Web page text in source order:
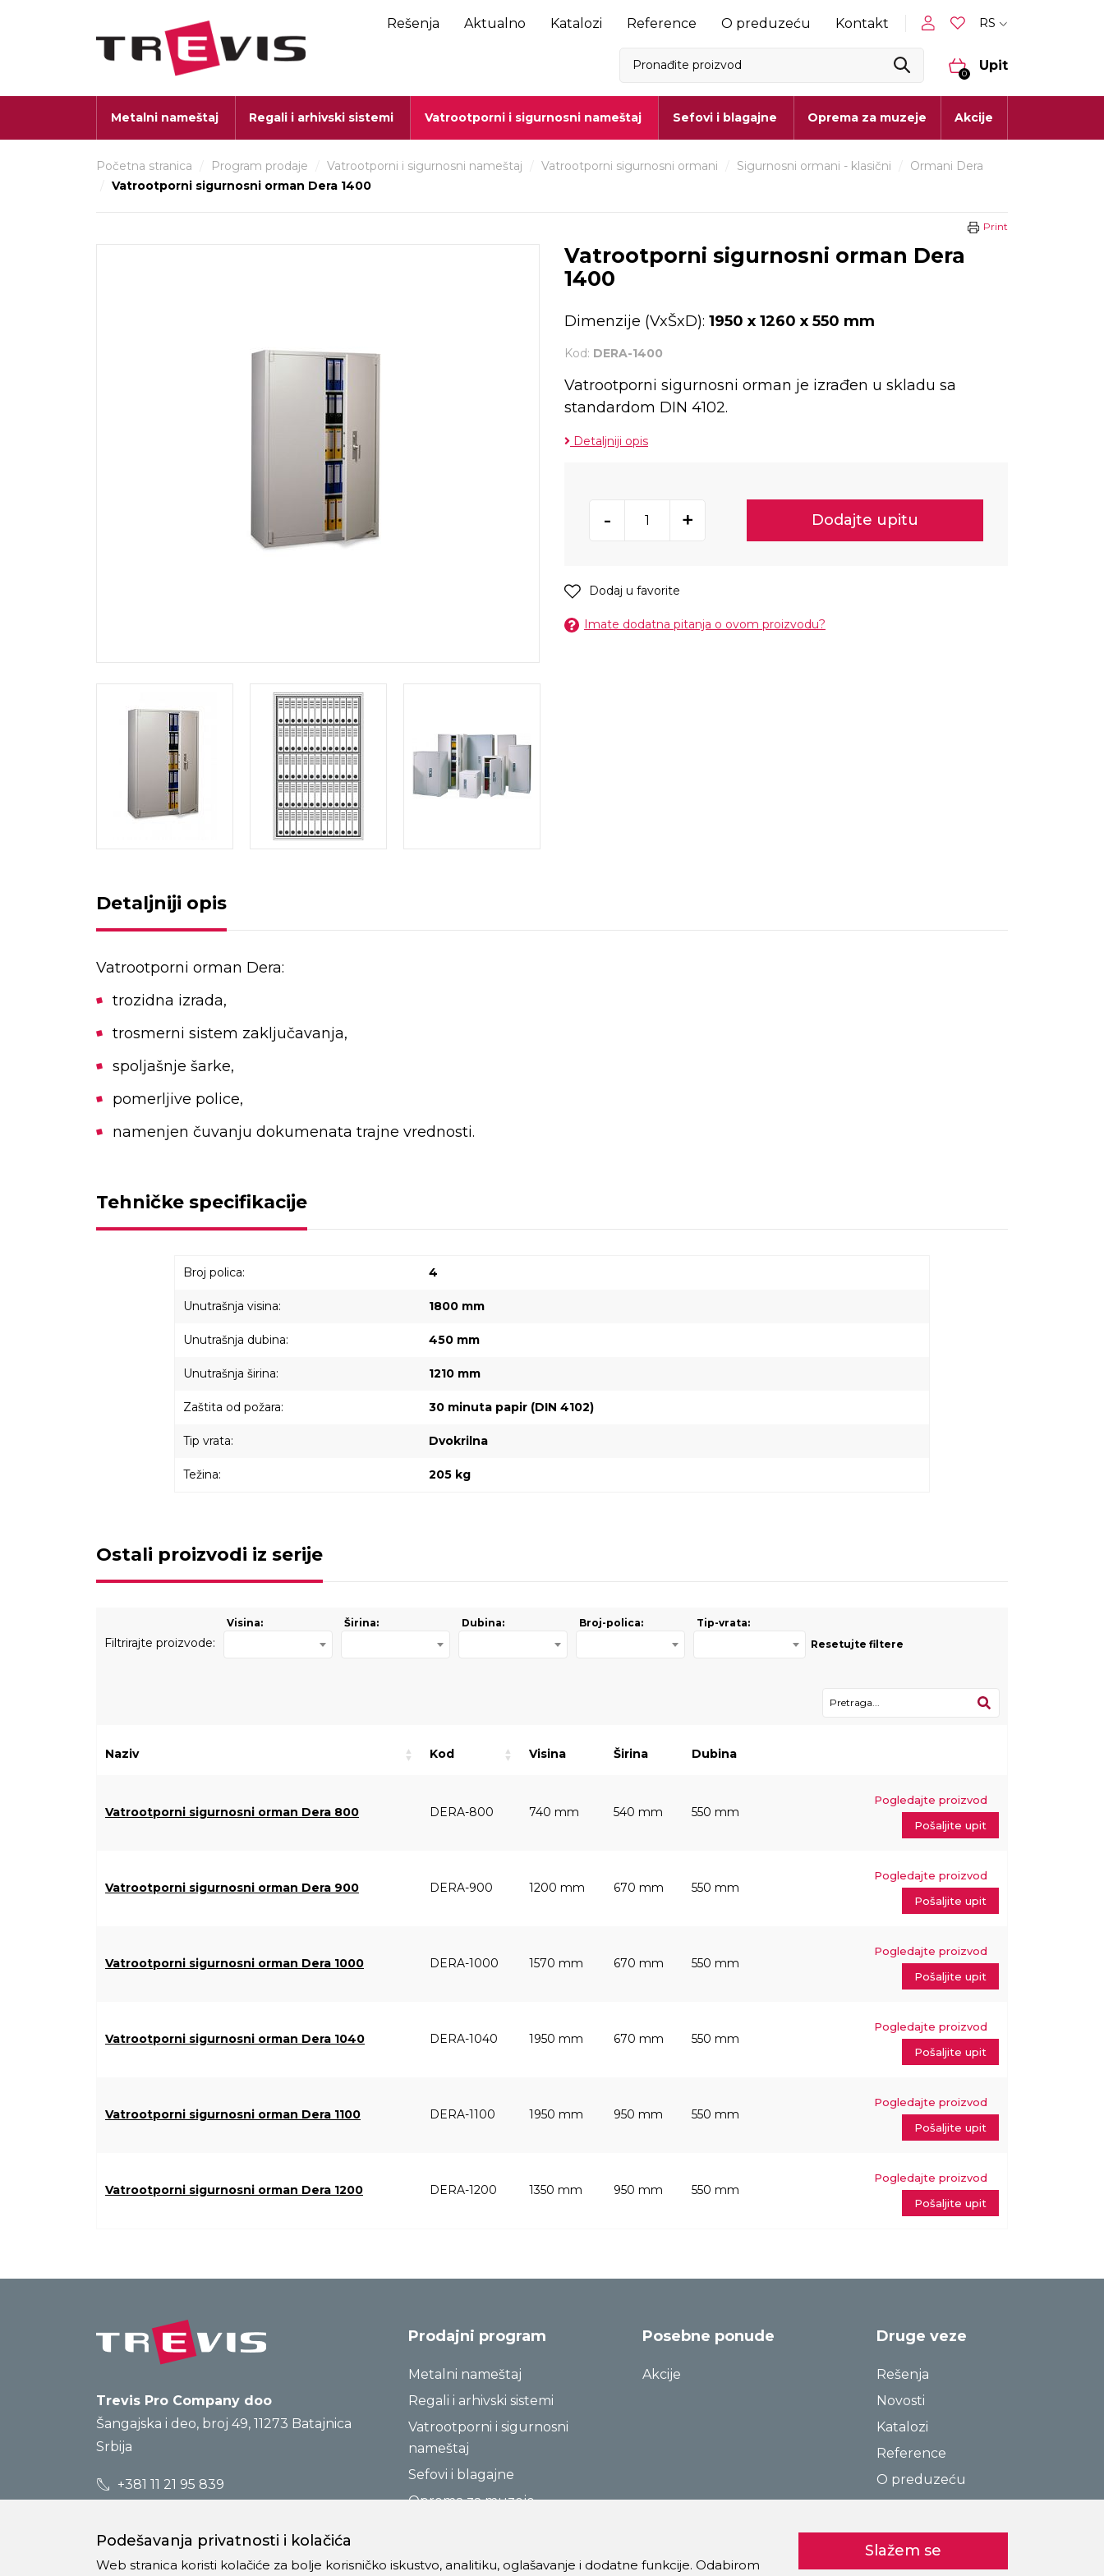
Rešenja Aktualno Katalozi Reference O preduzeću Kontakt RS
0
Upit
Metalni nameštaj Regali i arhivski sistemi Vatrootporni i sigurnosni nameštaj Sefovi i blagajne Oprema za muzeje Akcije
Početna stranica Program prodaje Vatrootporni i sigurnosni nameštaj Vatrootporni sigurnosni ormani Sigurnosni ormani - klasični
Ormani Dera
Vatrootporni sigurnosni orman Dera 1400
Print
Vatrootporni sigurnosni orman Dera
1400
Dimenzije (VxŠxD): 1950 x 1260 x 550 mm
Kod: DERA-1400
Vatrootporni sigurnosni orman je izrađen u skladu sa
standardom DIN 4102.
Detaljniji opis
- + Dodajte upitu
Dodaj u favorite
Imate dodatna pitanja o ovom proizvodu?
Detaljniji opis
Vatrootporni orman Dera:
trozidna izrada,
trosmerni sistem zaključavanja,
spoljašnje šarke,
pomerljive police,
namenjen čuvanju dokumenata trajne vrednosti.
Tehničke specifikacije
Broj polica: 4
Unutrašnja visina: 1800 mm
Unutrašnja dubina: 450 mm
Unutrašnja širina: 1210 mm
Zaštita od požara: 30 minuta papir (DIN 4102)
Tip vrata: Dvokrilna
Težina: 205 kg
Ostali proizvodi iz serije
Filtrirajte proizvode:
Visina: Širina: Dubina: Broj-polica:
Tip-vrata:
Resetujte filtere
Naziv Kod Visina Širina Dubina
Vatrootporni sigurnosni orman Dera 800 DERA-800 740 mm 540 mm 550 mm
Pogledajte proizvod
Pošaljite upit
Vatrootporni sigurnosni orman Dera 900 DERA-900 1200 mm 670 mm 550 mm
Pogledajte proizvod
Pošaljite upit
Vatrootporni sigurnosni orman Dera 1000 DERA-1000 1570 mm 670 mm 550 mm
Pogledajte proizvod
Pošaljite upit
Vatrootporni sigurnosni orman Dera 1040 DERA-1040 1950 mm 670 mm 550 mm
Pogledajte proizvod
Pošaljite upit
Vatrootporni sigurnosni orman Dera 1100 DERA-1100 1950 mm 950 mm 550 mm
Pogledajte proizvod
Pošaljite upit
Vatrootporni sigurnosni orman Dera 1200 DERA-1200 1350 mm 950 mm 550 mm
Pogledajte proizvod
Pošaljite upit
Trevis Pro Company doo
Šangajska i deo, broj 49, 11273 Batajnica
Srbija
+381 11 21 95 839
Prodajni program
Metalni nameštaj
Regali i arhivski sistemi
Vatrootporni i sigurnosni
nameštaj
Sefovi i blagajne
Oprema za muzeje
Posebne ponude
Akcije
Druge veze
Rešenja
Novosti
Katalozi
Reference
O preduzeću
Pravila o privatnosti
Kolačići
Podešavanja privatnosti i kolačića
Web stranica koristi kolačiće za bolje korisničko iskustvo, analitiku, oglašavanje i dodatne funkcije. Odabirom
Slažem se